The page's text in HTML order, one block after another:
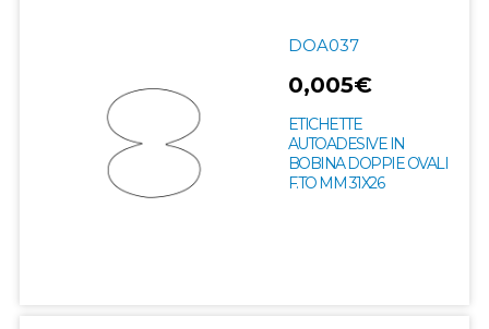
DOA037
0,005€
ETICHETTE
AUTOADESIVE IN
BOBINA DOPPIE OVALI
F.TO MM 31X26